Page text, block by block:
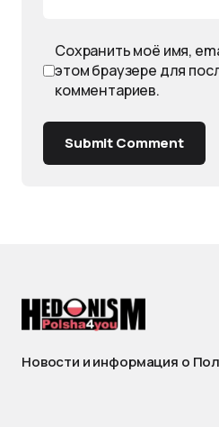
Сохранить моё имя,
этом браузере для
комментариев.
Submit Comment
Новости и информация о